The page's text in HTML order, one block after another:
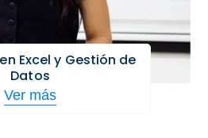
Excel y Gestión de
Datos
Ver más